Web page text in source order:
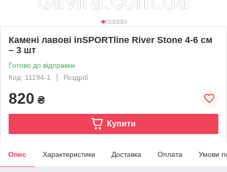
Камені лавові inSPORTline River Stone 4-6 см
– 3 шт
Готово до відправки
Код: 11194-1
Роздріб
820 ₴
Купити
Опис Характеристики Доставка Оплата Умови